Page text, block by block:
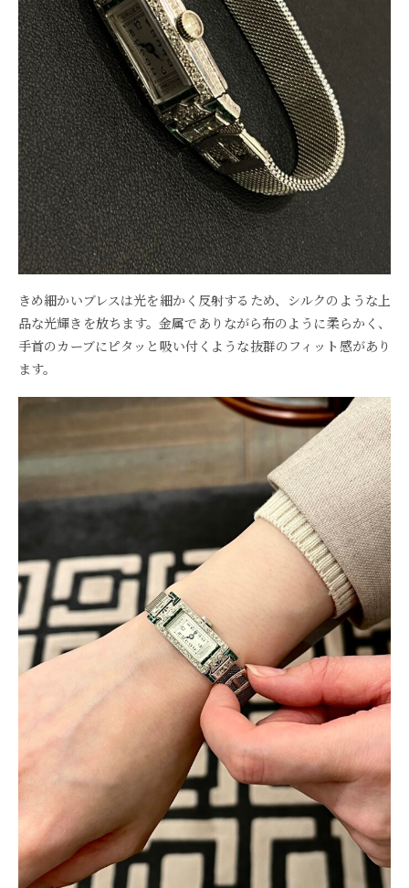
きめ細かいブレスは光を細かく反射するため、シルクのような上
品な光輝きを放ちます。金属でありながら布のように柔らかく、
手首のカーブにピタッと吸い付くような抜群のフィット感があり
ます。